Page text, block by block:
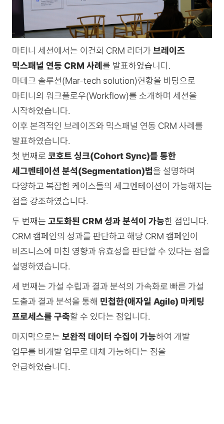
마티니 세션에서는 이건희 CRM 리더가브레이즈
믹스패널 연동 CRM 사례 를 발표하였습니다.
마테크 솔루션(Mar-tech solution)현황을 바탕으로
마티니의 워크플로우(Workflow)를 소개하며 세션을
시작하였습니다.
이후 본격적인 브레이즈와 믹스패널 연동 CRM 사례를
발표하였습니다.
첫 번째로 코호트 싱크(Cohort Sync)를 통한
세그멘테이션 분석(Segmentation)법을 설명하며
다양하고 복잡한 케이스들의 세그멘테이션이 가능해지는
점을 강조하였습니다.
두 번째는 고도화된 CRM 성과 분석이 가능한 점입니다.
CRM 캠페인의 성과를 판단하고 해당 CRM 캠페인이
비즈니스에 미친 영향과 유효성을 판단할 수 있다는 점을
설명하였습니다.
세 번째는 가설 수립과 결과 분석의 가속화로 빠른 가설
도출과 결과 분석을 통해 민첩한(애자일 Agile) 마케팅
프로세스를 구축할 수 있다는 점입니다.
마지막으로는 보완적 데이터 수집이 가능하여 개발
업무를 비개발 업무로 대체 가능하다는 점을
언급하였습니다.